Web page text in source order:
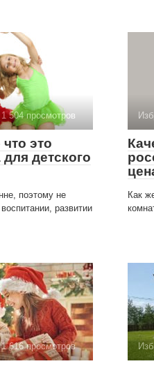
504 просмотров
это
детского
поэтому не
развитии
Как
616 просмотров